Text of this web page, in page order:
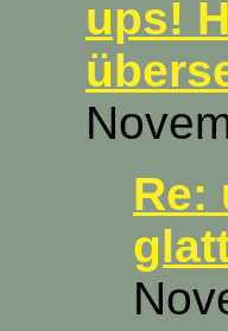
ups!
Re: